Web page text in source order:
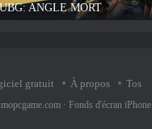
ANGLE MORT
gratuit À propos Tos
· Fonds d'écran iPhone